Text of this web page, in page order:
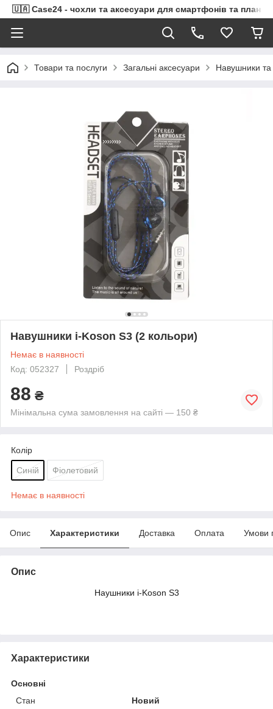
🇺🇦 Case24 - чохли та аксесуари для смартфонів та
Товари та послуги Загальні аксесуари Навушники та
Навушники i-Koson S3 (2 кольори)
Немає в наявності
Код: 052327
Роздріб
88 ₴
Мінімальна сума замовлення на сайті — 150 ₴
Колір
Синій Фіолетовий
Немає в наявності
Опис Характеристики Доставка Оплата Умови
Опис
Наушники i-Koson S3
Характеристики
Основні
Стан
Новий